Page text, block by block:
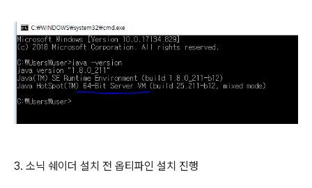
3. 소닉 쉐이더 설치 전 옵티파인 설치 진행